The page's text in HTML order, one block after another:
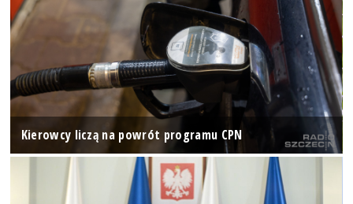
Kierowcy liczą na powrót programu CPN